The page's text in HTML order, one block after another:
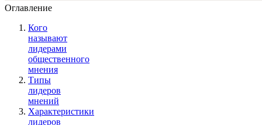
Оглавление
Кого
называют
лидерами
общественного
мнения
Типы
лидеров
мнений
Характеристики
лидеров